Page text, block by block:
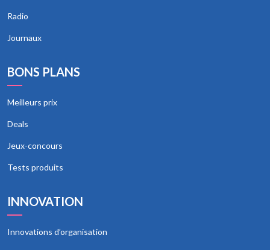
Radio
Journaux
BONS PLANS
Meilleurs prix
Deals
Jeux-concours
Tests produits
INNOVATION
Innovations d’organisation